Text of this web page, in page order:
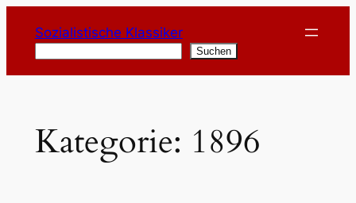
Inhalt
springen
Sozialistische Klassiker
Suchen
Kategorie: 1896